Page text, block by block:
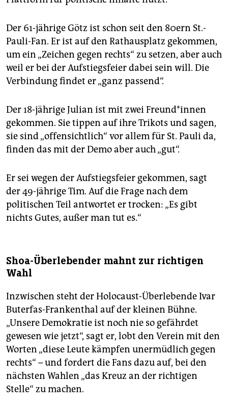
Der 61-jährige Götz ist schon seit den 80ern St.-
Pauli-Fan. Er ist auf den Rathausplatz gekommen,
um ein „Zeichen gegen rechts“ zu setzen, aber auch
weil er bei der Aufstiegsfeier dabei sein will. Die
Verbindung findet er „ganz passend“.
Der 18-jährige Julian ist mit zwei Freun­d*in­nen
gekommen. Sie tippen auf ihre Trikots und sagen,
sie sind „offensichtlich“ vor allem für St. Pauli da,
finden das mit der Demo aber auch „gut“.
Er sei wegen der Aufstiegsfeier gekommen, sagt
der 49-jährige Tim. Auf die Frage nach dem
politischen Teil antwortet er trocken: „Es gibt
nichts Gutes, außer man tut es.“
Shoa-Überlebender mahnt zur richtigen
Wahl
Inzwischen steht der Holocaust-Überlebende Ivar
Buterfas-Frankenthal auf der kleinen Bühne.
„Unsere Demokratie ist noch nie so gefährdet
gewesen wie jetzt“, sagt er, lobt den Verein mit den
Worten „diese Leute kämpfen unermüdlich gegen
rechts“ – und fordert die Fans dazu auf, bei den
nächsten Wahlen „das Kreuz an der richtigen
Stelle“ zu machen.